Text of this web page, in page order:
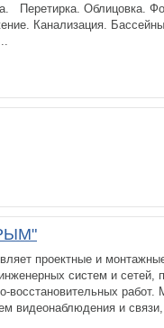
Перетирка. Облицовка.
Канализация.
проектные и
систем и сетей,
восстановительных
видеонаблюдения и